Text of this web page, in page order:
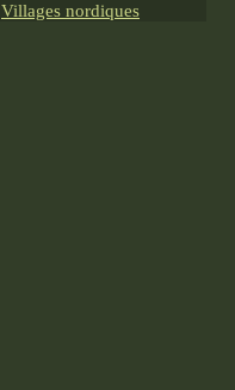
Villages nordiques